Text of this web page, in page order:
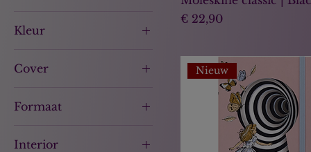
€ 22 € 28
Kleur
Cover
Formaat
Interior
Prijs
€ 22,90
Nieuw